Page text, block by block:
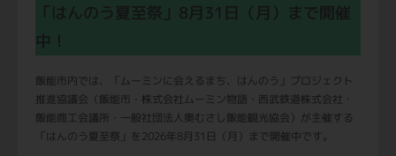
「はんのう夏至祭」8月31日（月）まで開催
中！
飯能市内では、「ムーミンに会えるまち、はんのう」プロジェクト
推進協議会（飯能市・株式会社ムーミン物語・西武鉄道株式会社・
飯能商工会議所・一般社団法人奥むさし飯能観光協会）が主催する
「はんのう夏至祭」を2026年8月31日（月）まで開催中です。